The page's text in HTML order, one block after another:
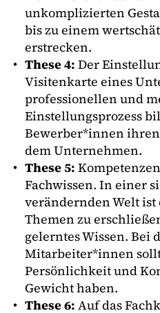
unkomplizierten
bis zu einem
erstrecken.
These 4: Der
Visitenkarte eines
professionellen und
Einstellungsprozess
Bewerber*innen
dem Unternehmen.
These 5:
Fachwissen. In einer
verändernden Welt
Themen zu
gelerntes Wissen. Bei
Mitarbeiter*innen
Persönlichkeit und
Gewicht haben.
These 6: Auf das